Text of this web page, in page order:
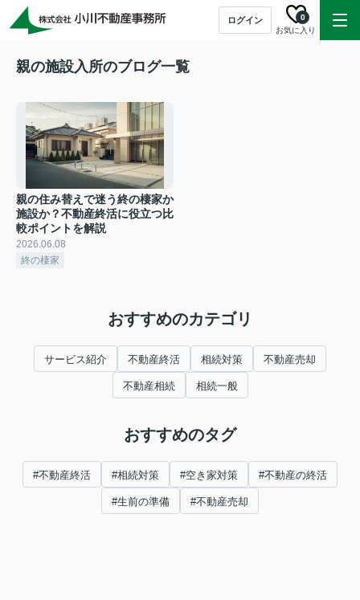
ログイン
お気に入り
0
親の施設入所のブログ一覧
親の住み替えで迷う終の棲家か
施設か？不動産終活に役立つ比
較ポイントを解説
2026.06.08
終の棲家
おすすめのカテゴリ
サービス紹介 不動産終活 相続対策 不動産売却
不動産相続 相続一般
おすすめのタグ
#不動産終活 #相続対策 #空き家対策 #不動産の終活
#生前の準備 #不動産売却